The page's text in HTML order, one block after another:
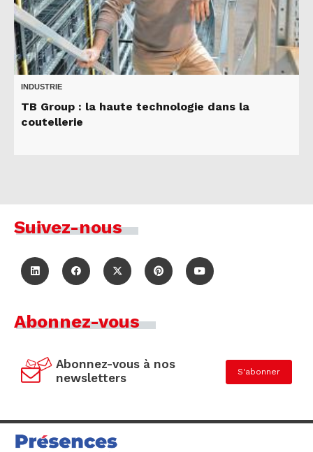
INDUSTRIE
TB Group : la haute technologie dans la
coutellerie
Suivez-nous
Abonnez-vous
Abonnez-vous à nos
newsletters
S'abonner